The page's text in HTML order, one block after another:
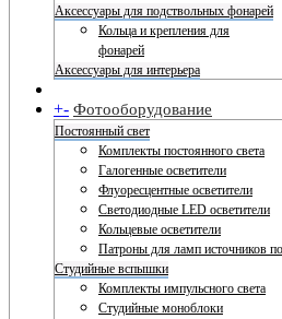
Аксессуары для подствольных фонарей
Кольца и крепления для
фонарей
Аксессуары для интерьера
+- Фотооборудование
Постоянный свет
Комплекты постоянного света
Галогенные осветители
Флуоресцентные осветители
Светодиодные LED осветители
Кольцевые осветители
Патроны для ламп источников
Студийные вспышки
Комплекты импульсного света
Студийные моноблоки